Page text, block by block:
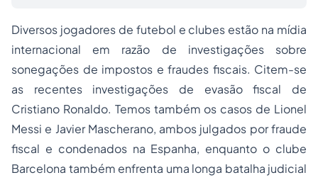
Diversos jogadores de futebol e clubes estão na mídia
internacional em razão de investigações sobre
sonegações de impostos e fraudes fiscais. Citem-se
as recentes investigações de evasão fiscal de
Cristiano Ronaldo. Temos também os casos de Lionel
Messi e Javier Mascherano, ambos julgados por fraude
fiscal e condenados na Espanha, enquanto o clube
Barcelona também enfrenta uma longa batalha judicial